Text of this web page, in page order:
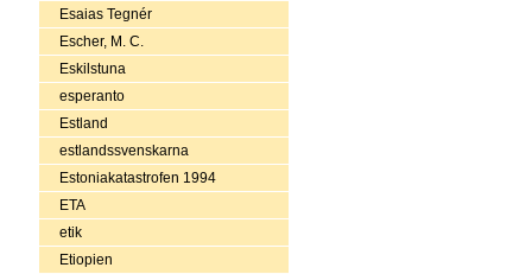
Esaias Tegnér
Escher, M. C.
Eskilstuna
esperanto
Estland
estlandssvenskarna
Estoniakatastrofen 1994
ETA
etik
Etiopien